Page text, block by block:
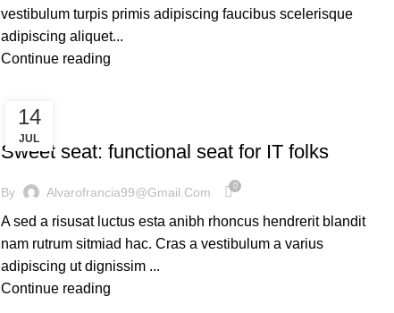
vestibulum turpis primis adipiscing faucibus scelerisque
adipiscing aliquet...
Continue reading
14
JUL
FURNITURE
Sweet seat: functional seat for IT folks
By Alvarofrancia99@gmail.com 0
A sed a risusat luctus esta anibh rhoncus hendrerit blandit
nam rutrum sitmiad hac. Cras a vestibulum a varius
adipiscing ut dignissim ...
Continue reading